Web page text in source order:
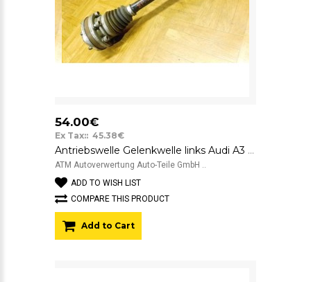
54.00€
Ex Tax:: 45.38€
Antriebswelle Gelenkwelle links Audi A3 8P Fahrerseite 2K0407271E
ATM Autoverwertung Auto-Teile GmbH ..
ADD TO WISH LIST
COMPARE THIS PRODUCT
Add to Cart